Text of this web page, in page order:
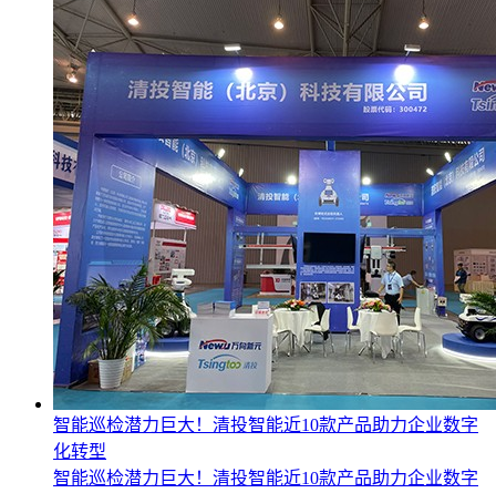
智能巡检潜力巨大！清投智能近10款产品助力企业数字
化转型
智能巡检潜力巨大！清投智能近10款产品助力企业数字